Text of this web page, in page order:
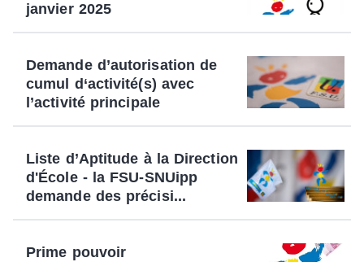
janvier 2025
Demande d’autorisation de
cumul d‘activité(s) avec
l’activité principale
Liste d’Aptitude à la Direction
d'École - la FSU-SNUipp
demande des précisi...
Prime pouvoir